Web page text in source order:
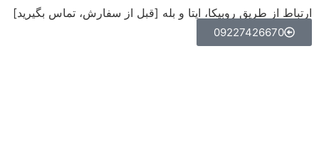
ارتباط از طریق روبیکا، ایتا و بله [قبل از سفارش، تماس بگیرید]
09227426670